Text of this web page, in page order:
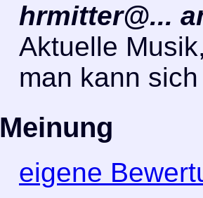
hrmitter@...
Aktuelle
man kann
Meinung
eigene